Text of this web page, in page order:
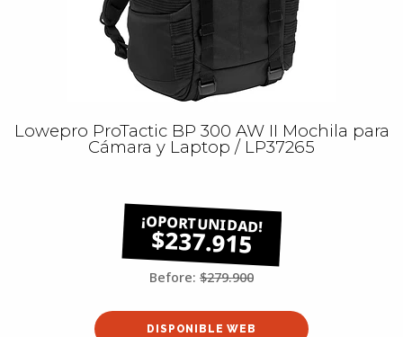
Lowepro ProTactic BP 300 AW II Mochila para
Cámara y Laptop / LP37265
$237.915
Before: $279.900
DISPONIBLE WEB